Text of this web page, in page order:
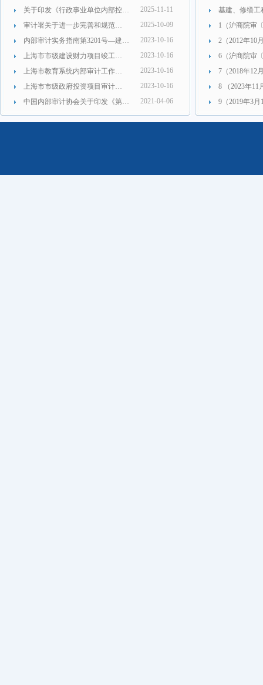
关于印发《行政事业单位内部控…
2025-11-11
审计署关于进一步完善和规范…
2025-10-09
内部审计实务指南第3201号—建…
2023-10-16
上海市市级建设财力项目竣工…
2023-10-16
上海市教育系统内部审计工作…
2023-10-16
上海市市级政府投资项目审计…
2023-10-16
中国内部审计协会关于印发《第…
2021-04-06
基建、修缮
1（沪商院审
2（2012年10
6（沪商院审
7（2018年12
8 （2023年
9（2019年3